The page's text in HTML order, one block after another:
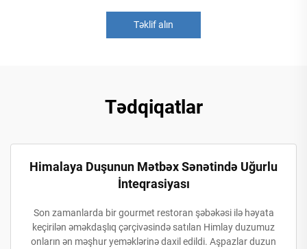
Təklif alın
Tədqiqatlar
Himalaya Duşunun Mətbəx Sənətində Uğurlu
İnteqrasiyası
Son zamanlarda bir gourmet restoran şəbəkəsi ilə həyata
keçirilən əməkdaşlıq çərçivəsində satılan Himlay duzumuz
onların ən məşhur yeməklərinə daxil edildi. Aşpazlar duzun